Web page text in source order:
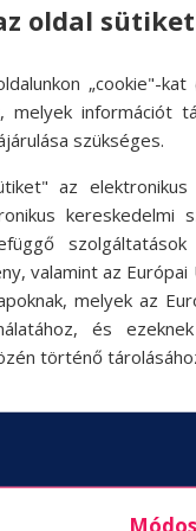
oldal
„cookie"-
melyek információt
szükséges.
az
kereskedelmi
valamint az Európai
melyek az
és
történő